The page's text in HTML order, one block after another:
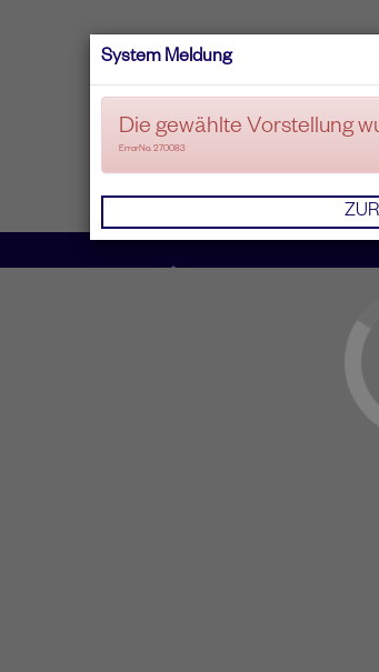
System Meldung
Die gewählte Vorstellung
ErrorNo. 270083